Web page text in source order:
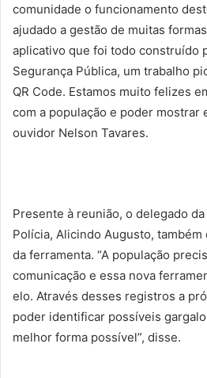
comunidade o funcionamento
ajudado a gestão de muitas
aplicativo que foi todo construído
Segurança Pública, um trabalho
QR Code. Estamos muito felizes
com a população e poder mostrar
ouvidor Nelson Tavares.
Presente à reunião, o delegado
Polícia, Alicindo Augusto,
da ferramenta. “A população
comunicação e essa nova
elo. Através desses registros a
poder identificar possíveis
melhor forma possível”, disse.